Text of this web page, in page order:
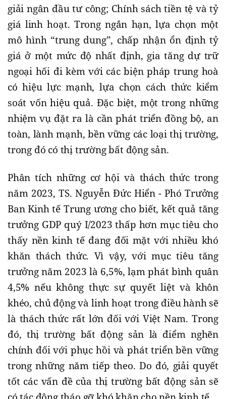
giải ngân đầu tư công; Chính sách tiền tệ và tỷ
giá linh hoạt. Trong ngắn hạn, lựa chọn một
mô hình “trung dung”, chấp nhận ổn định tỷ
giá ở một mức độ nhất định, gia tăng dự trữ
ngoại hối đi kèm với các biện pháp trung hoà
có hiệu lực mạnh, lựa chọn cách thức kiểm
soát vốn hiệu quả. Đặc biệt, một trong những
nhiệm vụ đặt ra là cần phát triển đồng bộ, an
toàn, lành mạnh, bền vững các loại thị trường,
trong đó có thị trường bất động sản.
Phân tích những cơ hội và thách thức trong
năm 2023, TS. Nguyễn Đức Hiển - Phó Trưởng
Ban Kinh tế Trung ương cho biết, kết quả tăng
trưởng GDP quý I/2023 thấp hơn mục tiêu cho
thấy nền kinh tế đang đối mặt với nhiều khó
khăn thách thức. Vì vậy, với mục tiêu tăng
trưởng năm 2023 là 6,5%, lạm phát bình quân
4,5% nếu không thực sự quyết liệt và khôn
khéo, chủ động và linh hoạt trong điều hành sẽ
là thách thức rất lớn đối với Việt Nam. Trong
đó, thị trường bất động sản là điểm nghẽn
chính đối với phục hồi và phát triển bền vững
trong những năm tiếp theo. Do đó, giải quyết
tốt các vấn đề của thị trường bất động sản sẽ